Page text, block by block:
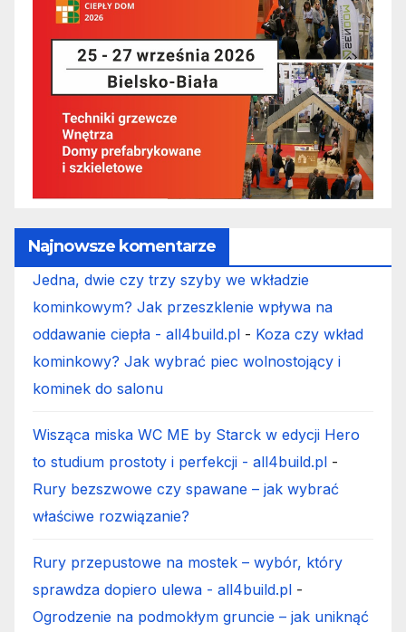
Najnowsze komentarze
Jedna, dwie czy trzy szyby we wkładzie
kominkowym? Jak przeszklenie wpływa na
oddawanie ciepła - all4build.pl - Koza czy wkład
kominkowy? Jak wybrać piec wolnostojący i
kominek do salonu
Wisząca miska WC ME by Starck w edycji Hero
to studium prostoty i perfekcji - all4build.pl -
Rury bezszwowe czy spawane – jak wybrać
właściwe rozwiązanie?
Rury przepustowe na mostek – wybór, który
sprawdza dopiero ulewa - all4build.pl -
Ogrodzenie na podmokłym gruncie – jak uniknąć